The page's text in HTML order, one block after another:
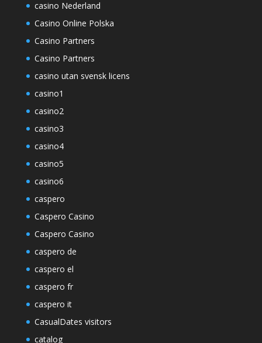
casino Nederland
Casino Online Polska
Casino Partners
Casino Partners
casino utan svensk licens
casino1
casino2
casino3
casino4
casino5
casino6
caspero
Caspero Casino
Caspero Casino
caspero de
caspero el
caspero fr
caspero it
CasualDates visitors
catalog